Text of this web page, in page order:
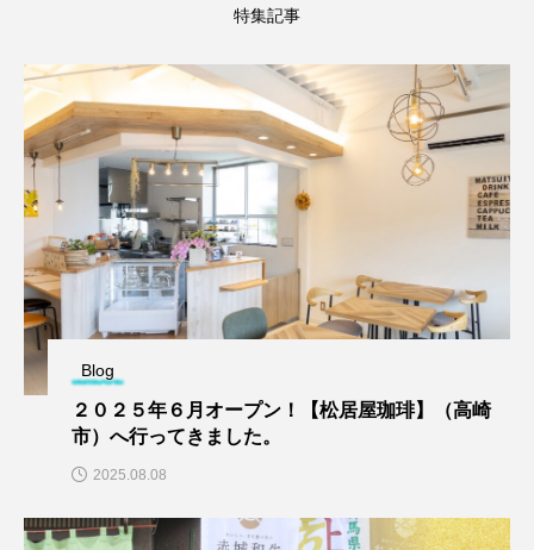
特集記事
Blog
２０２５年６月オープン！【松居屋珈琲】（高崎
市）へ行ってきました。
2025.08.08